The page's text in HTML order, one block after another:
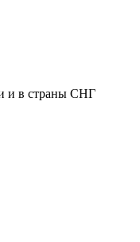
и в страны СНГ